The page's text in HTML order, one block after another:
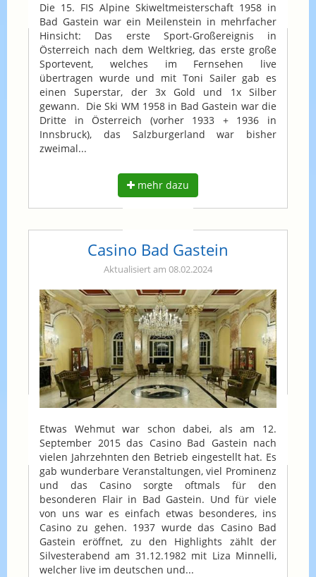
Die 15. FIS Alpine Skiweltmeisterschaft 1958 in
Bad Gastein war ein Meilenstein in mehrfacher
Hinsicht: Das erste Sport-Großereignis in
Österreich nach dem Weltkrieg, das erste große
Sportevent, welches im Fernsehen live
übertragen wurde und mit Toni Sailer gab es
einen Superstar, der 3x Gold und 1x Silber
gewann. Die Ski WM 1958 in Bad Gastein war die
Dritte in Österreich (vorher 1933 + 1936 in
Innsbruck), das Salzburgerland war bisher
zweimal...
mehr dazu
Casino Bad Gastein
Aktualisiert am 08.02.2024
Etwas Wehmut war schon dabei, als am 12.
September 2015 das Casino Bad Gastein nach
vielen Jahrzehnten den Betrieb eingestellt hat. Es
gab wunderbare Veranstaltungen, viel Prominenz
und das Casino sorgte oftmals für den
besonderen Flair in Bad Gastein. Und für viele
von uns war es einfach etwas besonderes, ins
Casino zu gehen. 1937 wurde das Casino Bad
Gastein eröffnet, zu den Highlights zählt der
Silvesterabend am 31.12.1982 mit Liza Minnelli,
welcher live im deutschen und...